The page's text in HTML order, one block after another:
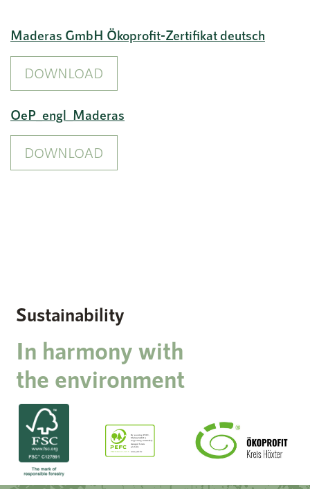
Maderas GmbH Ökoprofit-Zertifikat deutsch
DOWNLOAD
OeP_engl_Maderas
DOWNLOAD
Sustainability
In harmony with
the environment